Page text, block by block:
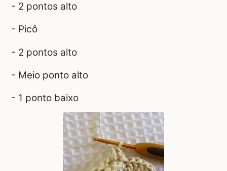
- 2 pontos alto
- Picô
- 2 pontos alto
- Meio ponto alto
- 1 ponto baixo